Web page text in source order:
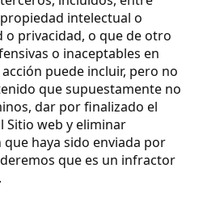
intelectual o
o privacidad, o que de otro
o inaceptables en
puede incluir, pero no
que supuestamente no
dar por finalizado el
Sitio web y eliminar
haya sido enviada por
que es un infractor